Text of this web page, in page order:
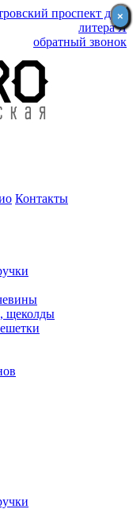
проспект д.59
литера Я
обратный звонок
Контакты
щеколды
×
×